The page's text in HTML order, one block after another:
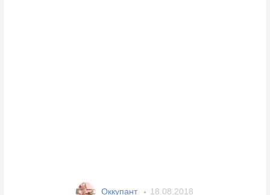
Оккупант 18.08.2018